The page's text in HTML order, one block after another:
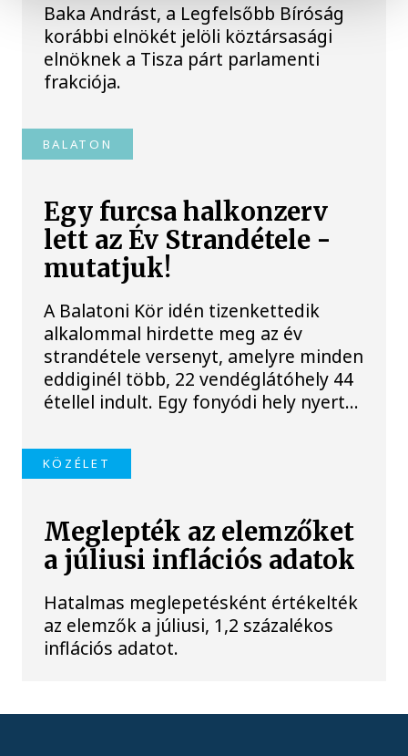
Baka Andrást, a Legfelsőbb Bíróság
korábbi elnökét jelöli köztársasági
elnöknek a Tisza párt parlamenti
frakciója.
BALATON
Egy furcsa halkonzerv
lett az Év Strandétele -
mutatjuk!
A Balatoni Kör idén tizenkettedik
alkalommal hirdette meg az év
strandétele versenyt, amelyre minden
eddiginél több, 22 vendéglátóhely 44
étellel indult. Egy fonyódi hely nyert...
KÖZÉLET
Meglepték az elemzőket
a júliusi inflációs adatok
Hatalmas meglepetésként értékelték
az elemzők a júliusi, 1,2 százalékos
inflációs adatot.